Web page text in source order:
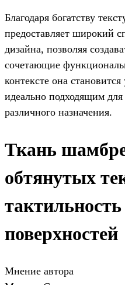
Благодаря богатству
предоставляет широкий
дизайна, позволяя
сочетающие
контексте она
идеально подходящим
различного назначения.
Ткань
обтянутых
поверхностей
Мнение автора